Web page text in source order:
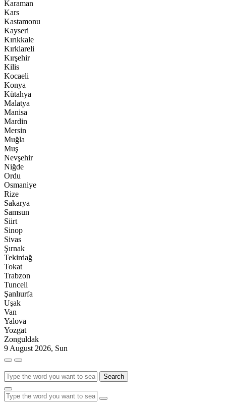
Karaman
Kars
Kastamonu
Kayseri
Kırıkkale
Kırklareli
Kırşehir
Kilis
Kocaeli
Konya
Kütahya
Malatya
Manisa
Mardin
Mersin
Muğla
Muş
Nevşehir
Niğde
Ordu
Osmaniye
Rize
Sakarya
Samsun
Siirt
Sinop
Sivas
Şırnak
Tekirdağ
Tokat
Trabzon
Tunceli
Şanlıurfa
Uşak
Van
Yalova
Yozgat
Zonguldak
9 August 2026, Sun
Search